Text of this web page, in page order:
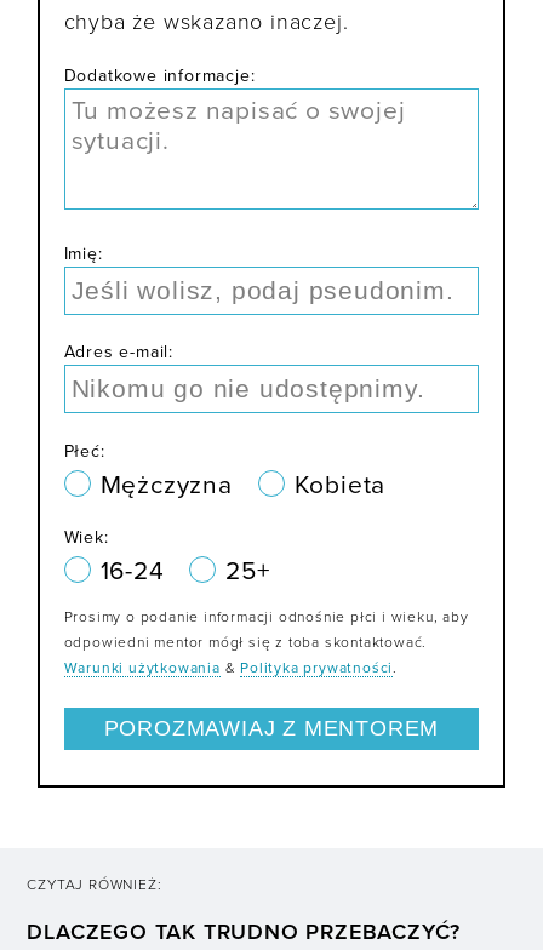
chyba że wskazano inaczej.
Dodatkowe informacje:
Imię:
Adres e-mail:
Płeć:
Mężczyzna Kobieta
Wiek:
16-24 25+
Prosimy o podanie informacji odnośnie płci i wieku, aby
odpowiedni mentor mógł się z toba skontaktować.
Warunki użytkowania & Polityka prywatności.
CZYTAJ RÓWNIEŻ:
DLACZEGO TAK TRUDNO PRZEBACZYĆ?